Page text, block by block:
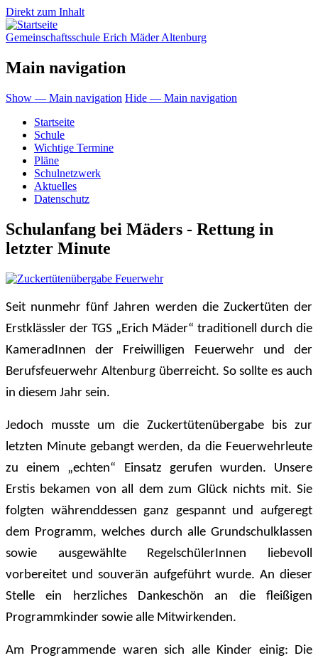
Direkt zum Inhalt
Gemeinschaftsschule Erich Mäder Altenburg
Main navigation
Show — Main navigation Hide — Main navigation
Startseite
Schule
Wichtige Termine
Pläne
Schulnetzwerk
Aktuelles
Datenschutz
Schulanfang bei Mäders - Rettung in
letzter Minute
Seit nunmehr fünf Jahren werden die Zuckertüten der
Erstklässler der TGS „Erich Mäder“ traditionell durch die
KameradInnen der Freiwilligen Feuerwehr und der
Berufsfeuerwehr Altenburg überreicht. So sollte es auch
in diesem Jahr sein.
Jedoch musste um die Zuckertütenübergabe bis zur
letzten Minute gebangt werden, da die Feuerwehrleute
zu einem „echten“ Einsatz gerufen wurden. Unsere
Erstis bekamen von all dem zum Glück nichts mit. Sie
folgten währenddessen ganz gespannt und aufgeregt
dem Programm, welches durch alle Grundschulklassen
sowie ausgewählte RegelschülerInnen liebevoll
vorbereitet und souverän aufgeführt wurde. An dieser
Stelle ein herzliches Dankeschön an die fleißigen
Programmkinder sowie alle Mitwirkenden.
Am Programmende waren sich alle Kinder einig: Die